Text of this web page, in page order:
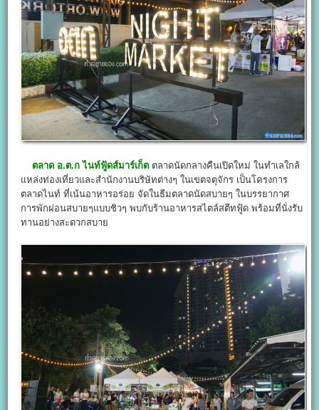
ตลาด อ.ต.ก ไนท์ฟู้ดส์มาร์เก็ต ตลาดนัดกลางคืนเปิดใหม่ ในทำเลใกล้
แหล่งท่องเที่ยวและสำนักงานบริษัทต่างๆ ในเขตจตุจักร เป็นโครงการ
ตลาดไนท์ ที่เน้นอาหารอร่อย จัดในธีมตลาดนัดสบายๆ ในบรรยากาศ
การพักผ่อนสบายๆแบบชิวๆ พบกับร้านอาหารสไตล์สตีทฟู้ด พร้อมที่นั่งรับ
ทานอย่างสะดวกสบาย